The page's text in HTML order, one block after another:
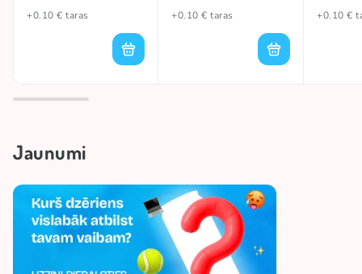
+0.10 € taras
+0.10 € taras
+0.10 €
Jaunumi